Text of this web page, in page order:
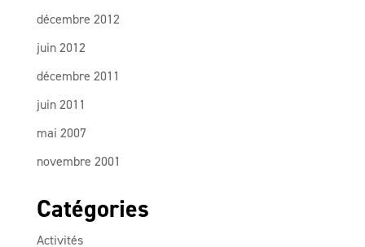
décembre 2012
juin 2012
décembre 2011
juin 2011
mai 2007
novembre 2001
Catégories
Activités